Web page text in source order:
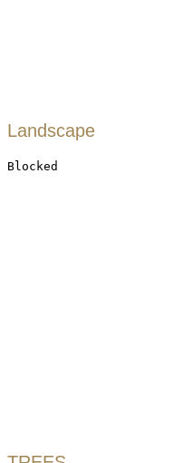
Landscape